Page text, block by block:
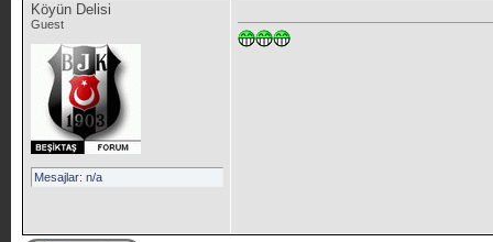
Köyün Delisi
Guest
Mesajlar: n/a